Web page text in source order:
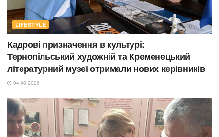
LIFESTYLE
Кадрові призначення в культурі:
Тернопільський художній та Кременецький
літературний музеї отримали нових керівників
04.08.2026